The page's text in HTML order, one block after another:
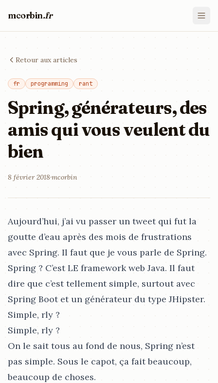
mcorbin.fr
Retour aux articles
fr programming rant
Spring, générateurs, des
amis qui vous veulent du
bien
8 février 2018·mcorbin
Aujourd’hui, j’ai vu passer un tweet qui fut la
goutte d’eau après des mois de frustrations
avec Spring. Il faut que je vous parle de Spring.
Spring ? C’est LE framework web Java. Il faut
dire que c’est tellement simple, surtout avec
Spring Boot et un générateur du type JHipster.
Simple, rly ?
Simple, rly ?
On le sait tous au fond de nous, Spring n’est
pas simple. Sous le capot, ça fait beaucoup,
beaucoup de choses.